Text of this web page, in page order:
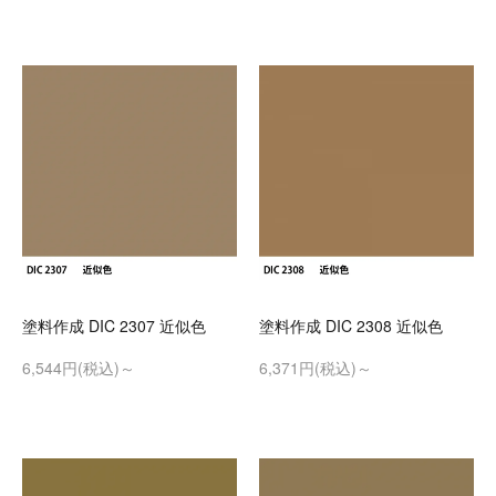
塗料作成 DIC 2307 近似色
6,544円(税込)～
塗料作成 DIC 2308 近似色
6,371円(税込)～